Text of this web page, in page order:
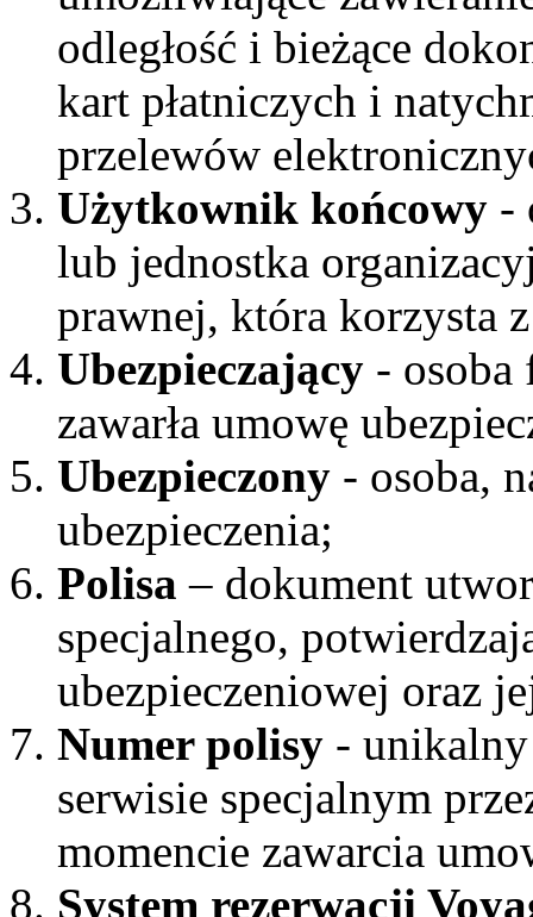
odległość i bieżące
kart płatniczych i
przelewów
Użytkownik końcowy -
lub jednostka
prawnej, która korzysta
Ubezpieczający - osoba
zawarła umowę
Ubezpieczony - osoba,
ubezpieczenia;
Polisa – dokument
specjalnego,
ubezpieczeniowej oraz
Numer polisy -
serwisie specjalnym
momencie zawarcia
System rezerwacji